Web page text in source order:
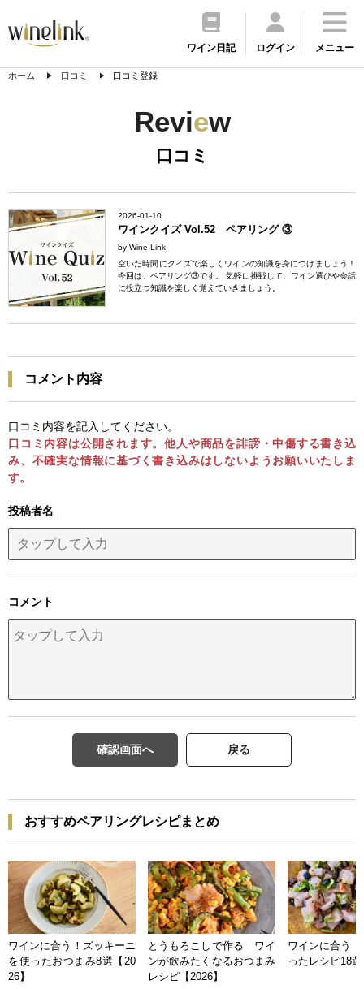
ワイン日記 ログイン メニュー
ホーム 口コミ 口コミ登録
Review
口コミ
2026-01-10
ワインクイズ Vol.52 ペアリング ③
by Wine-Link
空いた時間にクイズで楽しくワインの知識を身につけましょう！
今回は、ペアリング③です。 気軽に挑戦して、ワイン選びや会話
に役立つ知識を楽しく覚えていきましょう。
コメント内容
口コミ内容を記入してください。
口コミ内容は公開されます。他人や商品を誹謗・中傷する書き込
み、不確実な情報に基づく書き込みはしないようお願いいたしま
す。
投稿者名
コメント
確認画面へ 戻る
おすすめペアリングレシピまとめ
ワインに合う！ズッキーニ
を使ったおつまみ8選【20
26】
とうもろこしで作る ワイ
ンが飲みたくなるおつまみ
レシピ【2026】
ワインに合う
ったレシピ18